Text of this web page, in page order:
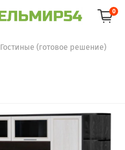
0
Гостиные (готовое решение)